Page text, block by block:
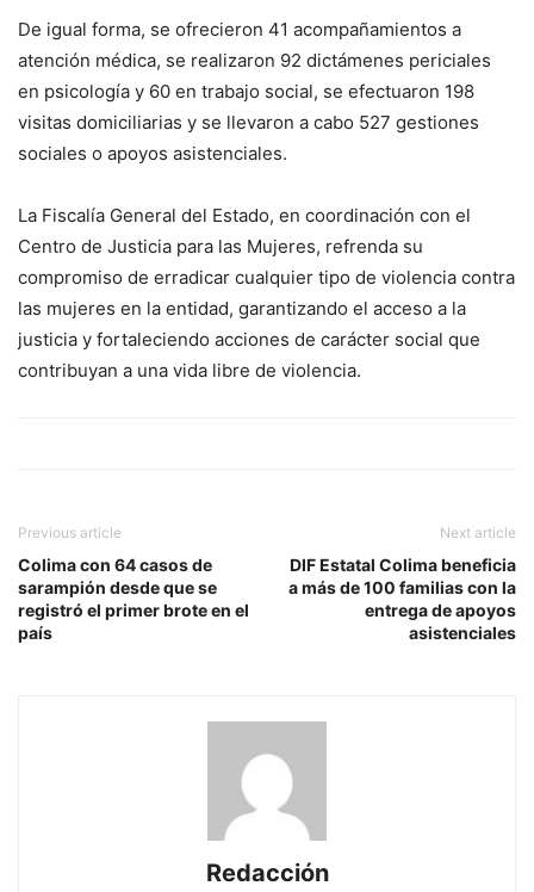
De igual forma, se ofrecieron 41 acompañamientos a
atención médica, se realizaron 92 dictámenes periciales
en psicología y 60 en trabajo social, se efectuaron 198
visitas domiciliarias y se llevaron a cabo 527 gestiones
sociales o apoyos asistenciales.
La Fiscalía General del Estado, en coordinación con el
Centro de Justicia para las Mujeres, refrenda su
compromiso de erradicar cualquier tipo de violencia contra
las mujeres en la entidad, garantizando el acceso a la
justicia y fortaleciendo acciones de carácter social que
contribuyan a una vida libre de violencia.
Previous article
Colima con 64 casos de
sarampión desde que se
registró el primer brote en el
país
Next article
DIF Estatal Colima beneficia
a más de 100 familias con la
entrega de apoyos
asistenciales
Redacción